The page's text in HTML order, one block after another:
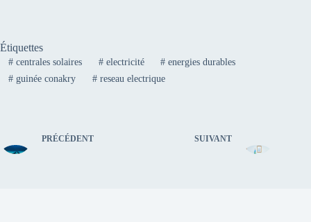
Étiquettes
#centrales solaires #electricité # energies durables
#guinée conakry #reseau electrique
PRÉCÉDENT SUIVANT